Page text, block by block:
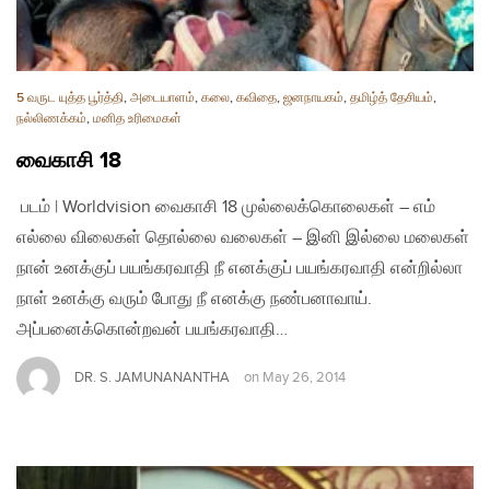
5 வருட யுத்த பூர்த்தி, அடையாளம், கலை, கவிதை, ஜனநாயகம், தமிழ்த் தேசியம்,
நல்லிணக்கம், மனித உரிமைகள்
வைகாசி 18
படம் | Worldvision வைகாசி 18 முல்லைக்கொலைகள் – எம்
எல்லை விலைகள் தொல்லை வலைகள் – இனி இல்லை மலைகள்
நான் உனக்குப் பயங்கரவாதி நீ எனக்குப் பயங்கரவாதி என்றில்லா
நாள் உனக்கு வரும் போது நீ எனக்கு நண்பனாவாய்.
அப்பனைக்கொன்றவன் பயங்கரவாதி…
DR. S. JAMUNANANTHA on May 26, 2014